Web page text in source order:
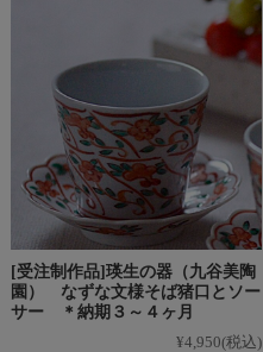
[受注制作品]瑛生の器（九谷美陶
園） なずな文様そば猪口とソー
サー ＊納期３～４ヶ月
¥4,950(税込)